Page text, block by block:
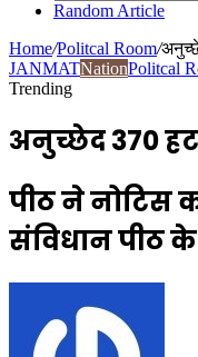
Random Article
Home/Politcal Room/
JANMATNationPolitcal
Trending
अनुच्छेद 370
पीठ ने नोटिस
संविधान पीठ के